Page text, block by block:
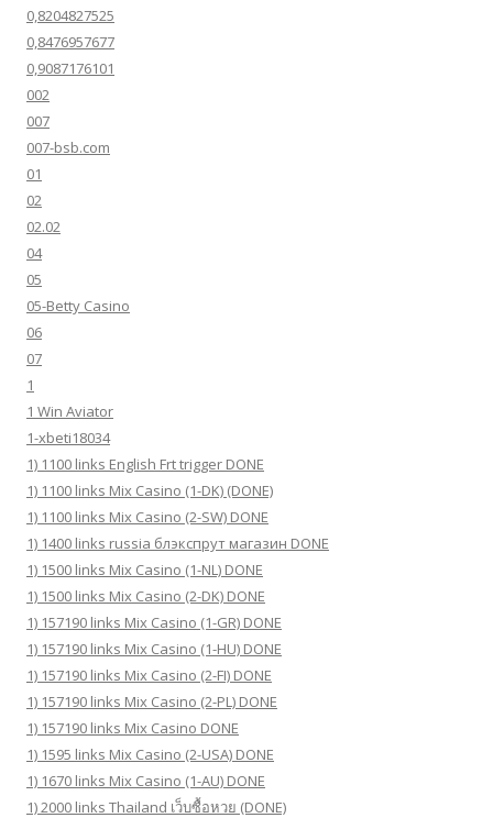
0,8204827525
0,8476957677
0,9087176101
002
007
007-bsb.com
01
02
02.02
04
05
05-Betty Casino
06
07
1
1 Win Aviator
1-xbeti18034
1) 1100 links English Frt trigger DONE
1) 1100 links Mix Casino (1-DK) (DONE)
1) 1100 links Mix Casino (2-SW) DONE
1) 1400 links russia блэкспрут магазин DONE
1) 1500 links Mix Casino (1-NL) DONE
1) 1500 links Mix Casino (2-DK) DONE
1) 157190 links Mix Casino (1-GR) DONE
1) 157190 links Mix Casino (1-HU) DONE
1) 157190 links Mix Casino (2-FI) DONE
1) 157190 links Mix Casino (2-PL) DONE
1) 157190 links Mix Casino DONE
1) 1595 links Mix Casino (2-USA) DONE
1) 1670 links Mix Casino (1-AU) DONE
1) 2000 links Thailand เว็บซื้อหวย (DONE)